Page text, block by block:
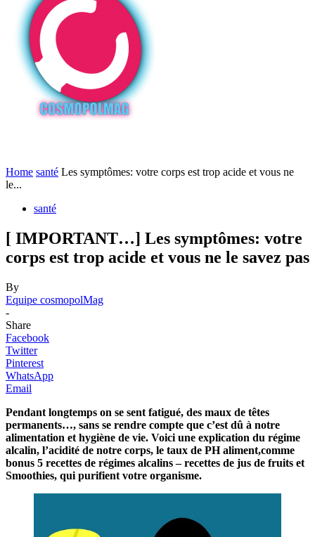
Home santé Les symptômes: votre corps est trop acide et vous ne
le...
santé
[ IMPORTANT…] Les symptômes: votre
corps est trop acide et vous ne le savez pas
By
Equipe cosmopolMag
-
Share
Facebook
Twitter
Pinterest
WhatsApp
Email
Pendant longtemps on se sent fatigué, des maux de têtes
permanents…, sans se rendre compte que c’est dû à notre
alimentation et hygiène de vie. Voici une explication du régime
alcalin, l’acidité de notre corps, le taux de PH aliment,comme
bonus 5 recettes de régimes alcalins – recettes de jus de fruits et
Smoothies, qui purifient votre organisme.